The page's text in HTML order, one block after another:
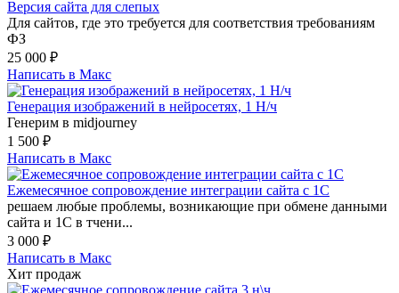
Версия сайта для слепых
Для сайтов, где это требуется для соответствия требованиям
ФЗ
25 000 ₽
Написать в Макс
Генерация изображений в нейросетях, 1 Н/ч
Генерим в midjourney
1 500 ₽
Написать в Макс
Ежемесячное сопровождение интеграции сайта с 1С
решаем любые проблемы, возникающие при обмене данными
сайта и 1С в тчени...
3 000 ₽
Написать в Макс
Хит продаж